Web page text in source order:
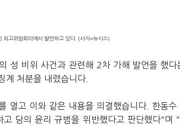
고위원회의에서 발언하고 있다. (사지=뉴시스)
성 비위 사건과 관련해 2차 가해 발언을 했다
계 처분을 내렸습니다.
열고 이와 같은 내용을 의결했습니다. 한동수
당의 윤리 규범을 위반했다고 판단했다"며 "